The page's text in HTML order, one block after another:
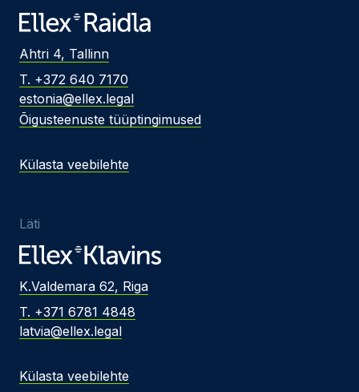
Ahtri 4, Tallinn
T. +372 640 7170
estonia@ellex.legal
Õigusteenuste tüüptingimused
Külasta veebilehte
Läti
K.Valdemara 62, Riga
T. +371 6781 4848
latvia@ellex.legal
Külasta veebilehte